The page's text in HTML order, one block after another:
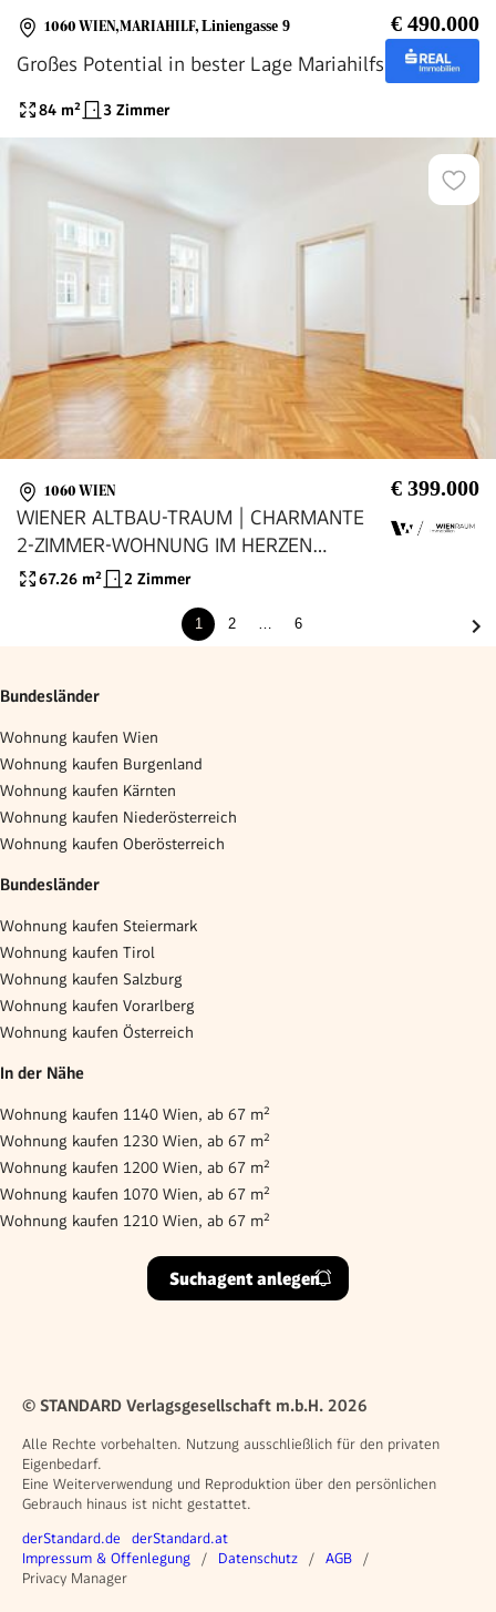
1060 WIEN,MARIAHILF, Liniengasse 9 € 490.000
Großes Potential in bester Lage Mariahilfs
84 m² 3 Zimmer
1060 WIEN € 399.000
WIENER ALTBAU-TRAUM | CHARMANTE
2-ZIMMER-WOHNUNG IM HERZEN
MARIAHILFS
67.26 m² 2 Zimmer
1 2 … 6
Bundesländer
Wohnung kaufen Wien
Wohnung kaufen Burgenland
Wohnung kaufen Kärnten
Wohnung kaufen Niederösterreich
Wohnung kaufen Oberösterreich
Bundesländer
Wohnung kaufen Steiermark
Wohnung kaufen Tirol
Wohnung kaufen Salzburg
Wohnung kaufen Vorarlberg
Wohnung kaufen Österreich
In der Nähe
Wohnung kaufen 1140 Wien, ab 67 m²
Wohnung kaufen 1230 Wien, ab 67 m²
Wohnung kaufen 1200 Wien, ab 67 m²
Wohnung kaufen 1070 Wien, ab 67 m²
Wohnung kaufen 1210 Wien, ab 67 m²
Suchagent anlegen
© STANDARD Verlagsgesellschaft m.b.H. 2026
Alle Rechte vorbehalten. Nutzung ausschließlich für den privaten
Eigenbedarf.
Eine Weiterverwendung und Reproduktion über den persönlichen
Gebrauch hinaus ist nicht gestattet.
Weitere Angebote
derStandard.de derStandard.at
Rechtliches
Impressum & Offenlegung Datenschutz
AGB
Privacy Manager